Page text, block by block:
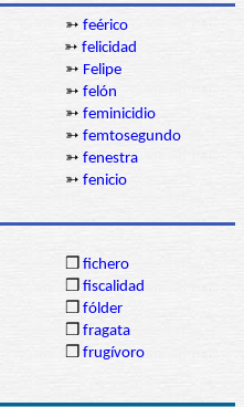
➳ feérico
➳ felicidad
➳ Felipe
➳ felón
➳ feminicidio
➳ femtosegundo
➳ fenestra
➳ fenicio
❒ fichero
❒ fiscalidad
❒ fólder
❒ fragata
❒ frugívoro